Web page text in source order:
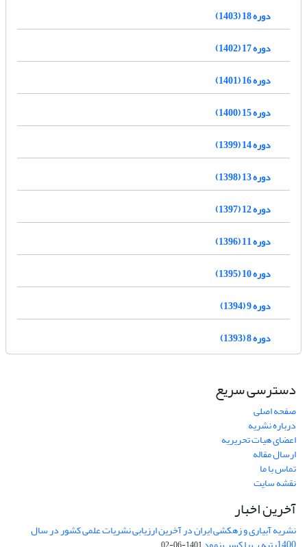
دوره 18 (1403)
دوره 17 (1402)
دوره 16 (1401)
دوره 15 (1400)
دوره 14 (1399)
دوره 13 (1398)
دوره 12 (1397)
دوره 11 (1396)
دوره 10 (1395)
دوره 9 (1394)
دوره 8 (1393)
دسترسی سریع
صفحه اصلی
درباره نشریه
اعضای هیات تحریریه
ارسال مقاله
تماس با ما
نقشه سایت
آخرین اخبار
نشریه آبیاری و زهکشی ایران در آخرین ارزیابی نشریات علمی کشور در سال